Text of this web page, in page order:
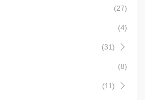
(27)
(4)
(31)
(8)
(11)